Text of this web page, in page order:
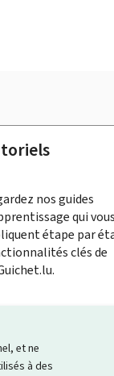
et ne
à des
nos guides
qui vous
étape par
clés de